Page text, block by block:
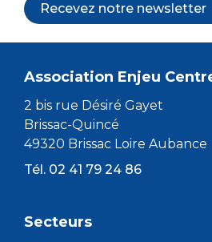
Recevez notre newsletter
Association Enjeu
2 bis rue Désiré Gayet
Brissac-Quincé
49320 Brissac Loire Aubance
Tél. 02 41 79 24 86
Secteurs